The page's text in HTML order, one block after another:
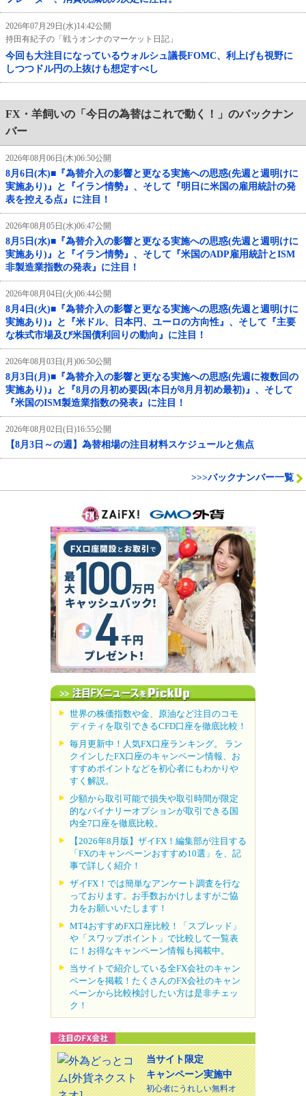
2026年07月29日(水)14:42公開
持田有紀子の「戦うオンナのマーケット日記」
今回も大注目になっているウォルシュ議長FOMC、利上げも視野に
しつつドル円の上抜けも想定すべし
FX・羊飼いの「今日の為替はこれで動く！」のバックナン
バー
2026年08月06日(木)06:50公開
8月6日(木)■『為替介入の影響と更なる実施への思惑(先週と週明けに
実施あり)』と『イラン情勢』、そして『明日に米国の雇用統計の発
表を控える点』に注目！
2026年08月05日(水)06:47公開
8月5日(水)■『為替介入の影響と更なる実施への思惑(先週と週明けに
実施あり)』と『イラン情勢』、そして『米国のADP雇用統計とISM
非製造業指数の発表』に注目！
2026年08月04日(火)06:44公開
8月4日(火)■『為替介入の影響と更なる実施への思惑(先週と週明けに
実施あり)』と『米ドル、日本円、ユーロの方向性』、そして『主要
な株式市場及び米国債利回りの動向』に注目！
2026年08月03日(月)06:50公開
8月3日(月)■『為替介入の影響と更なる実施への思惑(先週に複数回の
実施あり)』と『8月の月初め要因(本日が8月月初め最初)』、そして
『米国のISM製造業指数の発表』に注目！
2026年08月02日(日)16:55公開
【8月3日～の週】為替相場の注目材料スケジュールと焦点
>>>バックナンバー一覧
世界の株価指数や金、原油など注目のコモ
ディティを取引できるCFD口座を徹底比較！
毎月更新中！人気FX口座ランキング。 ラン
クインしたFX口座のキャンペーン情報、お
すすめポイントなどを初心者にもわかりや
すく解説。
少額から取引可能で損失や取引時間が限定
的なバイナリーオプションが取引できる国
内全7口座を徹底比較。
【2026年8月版】ザイFX！編集部が注目する
「FXのキャンペーンおすすめ10選」を、記
事で詳しく紹介！
ザイFX！では簡単なアンケート調査を行な
っております。お手数おかけしますがご協
力をお願いいたします！
MT4おすすめFX口座比較！「スプレッド」
や「スワップポイント」で比較して一覧表
に！お得なキャンペーン情報も掲載中。
当サイトで紹介している全FX会社のキャン
ペーンを掲載！たくさんのFX会社のキャン
ペーンから比較検討したい方は是非チェッ
ク！
当サイト限定
キャンペーン実施中
初心者にうれしい無料オ